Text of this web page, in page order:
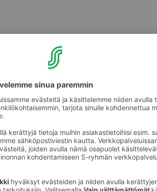
Perhehuoneen lähettyviltä. Helpoiten
kerrokseen. Automaatti on heti